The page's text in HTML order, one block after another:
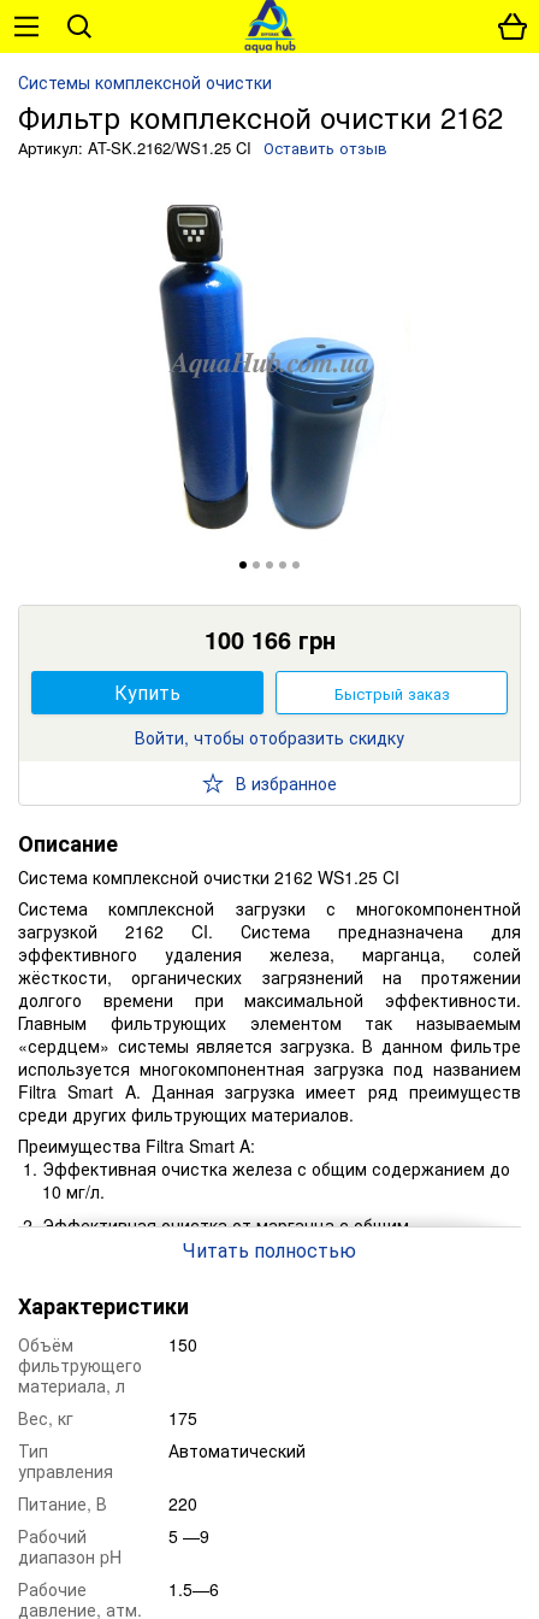
Системы комплексной очистки
Фильтр комплексной очистки 2162
Артикул: AT-SK.2162/WS1.25 CI Оставить отзыв
100 166грн
Купить Быстрый заказ
Войти, чтобы отобразить скидку
В избранное
Описание
Система комплексной очистки 2162 WS1.25 CI
Система комплексной загрузки с многокомпонентной
загрузкой 2162 CI. Система предназначена для
эффективного удаления железа, марганца, солей
жёсткости, органических загрязнений на протяжении
долгого времени при максимальной эффективности.
Главным фильтрующих элементом так называемым
«сердцем» системы является загрузка. В данном фильтре
используется многокомпонентная загрузка под названием
Filtra Smart A. Данная загрузка имеет ряд преимуществ
среди других фильтрующих материалов.
Преимущества Filtra Smart A:
Эффективная очистка железа с общим содержанием до
10 мг/л.
Эффективная очистка от марганца с общим
содержанием до 5 мг/л.
содержанием в воде до 10 мг-экв/л.
Очистка от органических загрязнений до 10 мг/л.
Работает эффективно при общем солесодержанием в
воде не более 3500 мг/л.
Имеет широкий рабочий диапазон ph: 5-9.
Имеет широкий спектр применения.
фильтрующих материалов.
Срок работы фильтрующего элемента до 7 лет*.
Данная загрузка применяется в следующих отраслях:
Для эффективной водоподготовки домов и коттеджей.
Читать полностью
Характеристики
Объём
фильтрующего
материала, л
150
Вес, кг
175
Тип
управления
Автоматический
Питание, В
220
Рабочий
диапазон pH
5 —9
Рабочие
давление, атм.
1.5—6